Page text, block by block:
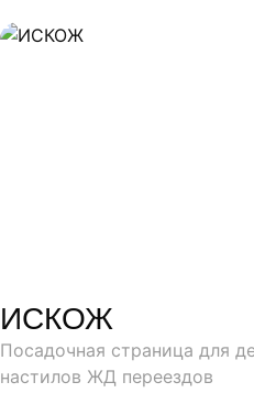
ИСКОЖ
Посадочная страница для
настилов ЖД переездов